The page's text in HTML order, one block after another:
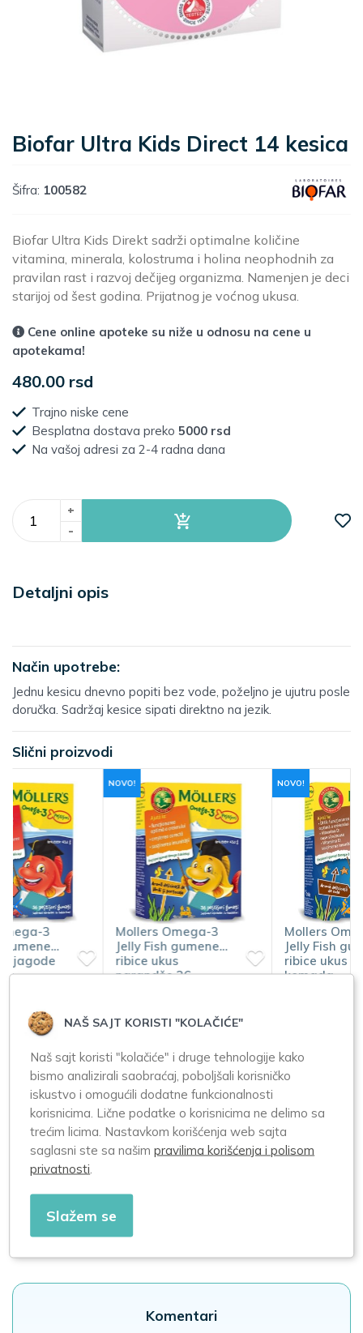
Komentari
Biofar Ultra Kids Direct 14 kesica
Šifra: 100582
Biofar Ultra Kids Direkt sadrži optimalne količine
vitamina, minerala, kolostruma i holina neophodnih za
pravilan rast i razvoj dečijeg organizma. Namenjen je deci
starijoj od šest godina. Prijatnog je voćnog ukusa.
Cene online apoteke su niže u odnosu na cene u
apotekama!
480.00 rsd
Trajno niske cene
Besplatna dostava preko 5000 rsd
Na vašoj adresi za 2-4 radna dana
+
-
Detaljni opis
Način upotrebe:
Jednu kesicu dnevno popiti bez vode, poželjno je ujutru posle
doručka. Sadržaj kesice sipati direktno na jezik.
Slični proizvodi
NOVO!
Mollers Omega-3
Jelly Fish gumene
ribice ukus
narandže 36
2.250,00
NOVO!
Mollers Omega-3
Jelly Fish gumene
ribice ukus kole 36
komada
Akcije i promocije
Trenutno nema zakazanih akcija
Za više informacija u vezi planiranih dogođaja
info@apotekazero.rs
NAŠ SAJT KORISTI "KOLAČIĆE"
Naš sajt koristi "kolačiće" i druge tehnologije kako
bismo analizirali saobraćaj, poboljšali korisničko
iskustvo i omogućili dodatne funkcionalnosti
korisnicima. Lične podatke o korisnicima ne delimo sa
trećim licima. Nastavkom korišćenja web sajta
saglasni ste sa našimpravilima korišćenja i polisom
privatnosti
Slažem se